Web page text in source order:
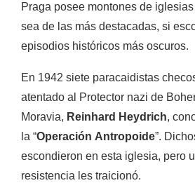
Praga posee montones de
sea de las más destacadas, si
episodios históricos más oscuros.
En 1942 siete paracaidistas
atentado al Protector nazi de
Moravia, Reinhard Heydrich,
la “Operación Antropoide”.
escondieron en esta iglesia, pero
resistencia les traicionó.